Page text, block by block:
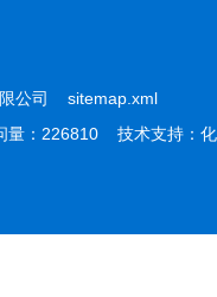
限公司 sitemap.xml
：226810 技术支持： 化